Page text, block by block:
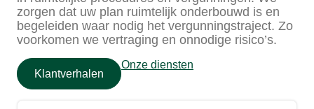
zorgen dat uw plan ruimtelijk onderbouwd is en
begeleiden waar nodig het vergunningstraject. Zo
voorkomen we vertraging en onnodige risico’s.
Klantverhalen
Onze diensten